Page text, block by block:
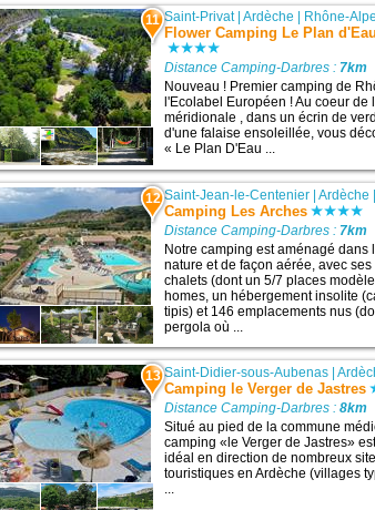
11 Saint-Privat|Ardèche Rhône-
Flower Camping Le Plan
Distance Camping-Darbres : 7km
Nouveau ! Premier camping de
l'Ecolabel Européen ! Au coeur de
méridionale , dans un écrin de
d'une falaise ensoleillée, vous
« Le Plan D'Eau ...
12 Saint-Jean-le-Centenier |Ardèche |
Camping Les Arches
Distance Camping-Darbres : 7km
Notre camping est aménagé dans
nature et de façon aérée, avec
chalets (dont un 5/7 places
homes, un hébergement insolite
tipis) et 146 emplacements nus
pergola où ...
13 Saint-Didier-sous-Aubenas |
Camping le Verger de Jastres
Distance Camping-Darbres :8km
Situé au pied de la commune
camping «le Verger de Jastres»
idéal en direction de nombreux
touristiques en Ardèche (villages
...